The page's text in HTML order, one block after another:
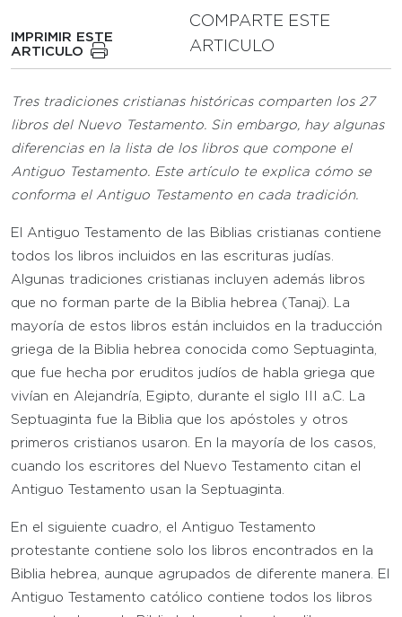
IMPRIMIR ESTE
ARTICULO
COMPARTE ESTE
ARTICULO
Tres tradiciones cristianas históricas comparten los 27
libros del Nuevo Testamento. Sin embargo, hay algunas
diferencias en la lista de los libros que compone el
Antiguo Testamento. Este artículo te explica cómo se
conforma el Antiguo Testamento en cada tradición.
El Antiguo Testamento de las Biblias cristianas contiene
todos los libros incluidos en las escrituras judías.
Algunas tradiciones cristianas incluyen además libros
que no forman parte de la Biblia hebrea (Tanaj). La
mayoría de estos libros están incluidos en la traducción
griega de la Biblia hebrea conocida como Septuaginta,
que fue hecha por eruditos judíos de habla griega que
vivían en Alejandría, Egipto, durante el siglo III a.C. La
Septuaginta fue la Biblia que los apóstoles y otros
primeros cristianos usaron. En la mayoría de los casos,
cuando los escritores del Nuevo Testamento citan el
Antiguo Testamento usan la Septuaginta.
En el siguiente cuadro, el Antiguo Testamento
protestante contiene solo los libros encontrados en la
Biblia hebrea, aunque agrupados de diferente manera. El
Antiguo Testamento católico contiene todos los libros